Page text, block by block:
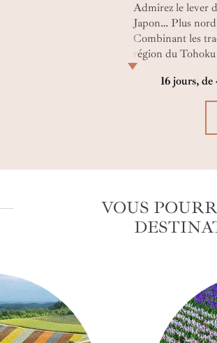
Admirez le lever
Japon… Plus
Combinant les
région du Tohoku
métropoles de
spécialement
saison après
16 jours,
VOUS